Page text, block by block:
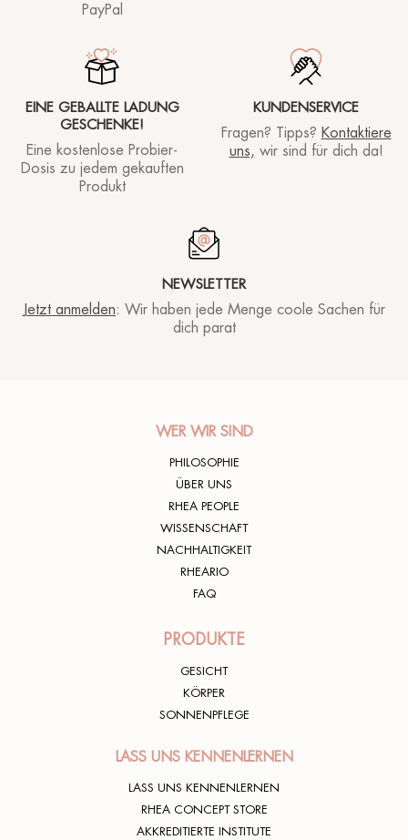
PayPal
EINE GEBALLTE LADUNG
GESCHENKE!
Eine kostenlose Probier-
Dosis zu jedem gekauften
Produkt
KUNDENSERVICE
Fragen? Tipps? Kontaktiere
uns, wir sind für dich da!
NEWSLETTER
Jetzt anmelden: Wir haben jede Menge coole Sachen für
dich parat
WER WIR SIND
PHILOSOPHIE
ÜBER UNS
RHEA PEOPLE
WISSENSCHAFT
NACHHALTIGKEIT
RHEARIO
FAQ
PRODUKTE
GESICHT
KÖRPER
SONNENPFLEGE
LASS UNS KENNENLERNEN
LASS UNS KENNENLERNEN
RHEA CONCEPT STORE
AKKREDITIERTE INSTITUTE